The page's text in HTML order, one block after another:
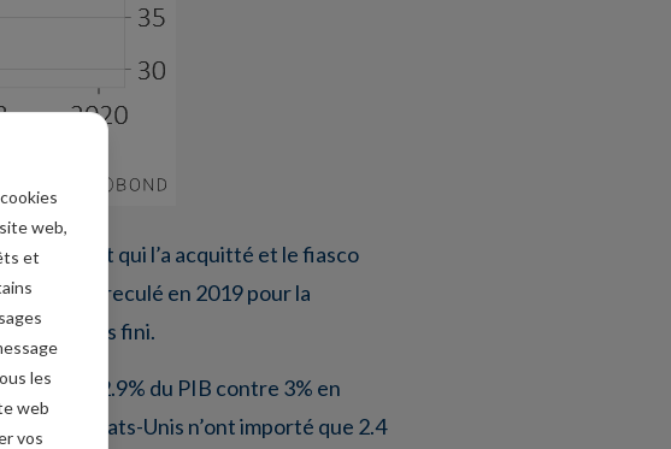
du Sénat qui l’a acquitté et le fiasco
a reculé en 2019 pour la
n’est pas fini.
soit 2.9% du PIB contre 3% en
les Etats-Unis n’ont importé que 2.4
web,
et
les
web
vos